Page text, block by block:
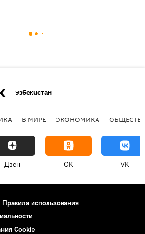
Узбекистан
В МИРЕ ЭКОНОМИКА
Дзен OK VK
Правила использования
Cookie